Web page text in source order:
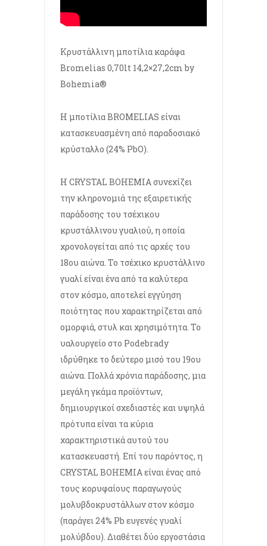
Κρυστάλλινη μποτίλια καράφα
Bromelias 0,70lt 14,2×27,2cm by
Bohemia®
Η μποτίλια BROMELIAS είναι
κατασκευασμένη από παραδοσιακό
κρύσταλλο (24% PbO).
Η CRYSTAL BOHEMIA συνεχίζει
την κληρονομιά της εξαιρετικής
παράδοσης του τσέχικου
κρυστάλλινου γυαλιού, η οποία
χρονολογείται από τις αρχές του
18ου αιώνα. Το τσέχικο κρυστάλλινο
γυαλί είναι ένα από τα καλύτερα
στον κόσμο, αποτελεί εγγύηση
ποιότητας που χαρακτηρίζεται από
ομορφιά, στυλ και χρησιμότητα. Το
υαλουργείο στο Podebrady
ιδρύθηκε το δεύτερο μισό του 19ου
αιώνα. Πολλά χρόνια παράδοσης, μια
μεγάλη γκάμα προϊόντων,
δημιουργικοί σχεδιαστές και υψηλά
πρότυπα είναι τα κύρια
χαρακτηριστικά αυτού του
κατασκευαστή. Επί του παρόντος, η
CRYSTAL BOHEMIA είναι ένας από
τους κορυφαίους παραγωγούς
μολυβδοκρυστάλλων στον κόσμο
(παράγει 24% Pb ευγενές γυαλί
μολύβδου). Διαθέτει δύο εργοστάσια